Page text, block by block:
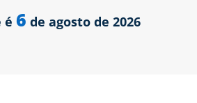
é 6 de agosto de 2026